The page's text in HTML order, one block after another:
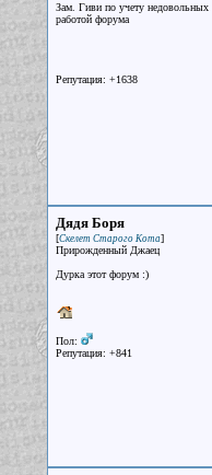
Зам. Гиви по учету недовольных
работой форума
Репутация: +1638
Дядя Боря
[Скелет Старого Кота]
Прирожденный Джаец
Дурка этот форум :)
Пол:
Репутация: +841